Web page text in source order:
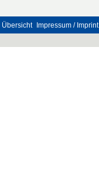
Übersicht Impressum / Imprint